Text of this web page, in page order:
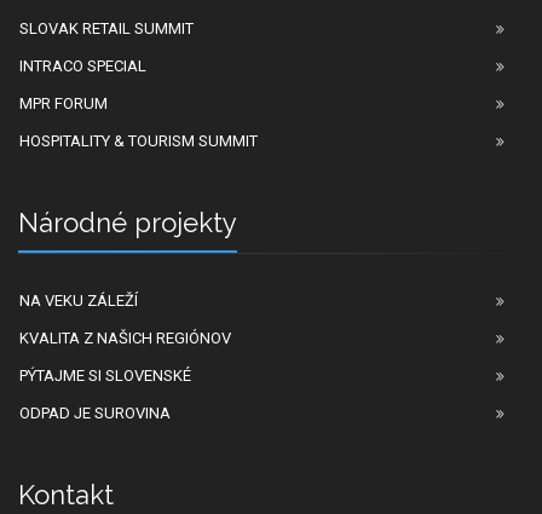
SLOVAK RETAIL SUMMIT
INTRACO SPECIAL
MPR FORUM
HOSPITALITY & TOURISM SUMMIT
Národné projekty
NA VEKU ZÁLEŽÍ
KVALITA Z NAŠICH REGIÓNOV
PÝTAJME SI SLOVENSKÉ
ODPAD JE SUROVINA
Kontakt